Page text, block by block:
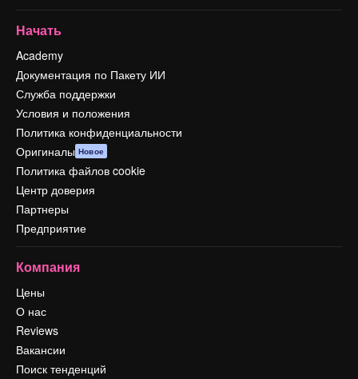
Начать
Academy
Документация по Пакету ИИ
Служба поддержки
Условия и положения
Политика конфиденциальности
Оригиналы Новое
Политика файлов cookie
Центр доверия
Партнеры
Предприятие
Компания
Цены
О нас
Reviews
Вакансии
Поиск тенденций